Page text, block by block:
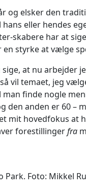
og elsker den
eller hendes
skabere har at
styrke at vælge
at nu arbejder
vil temaet, jeg
finde nogle
den anden er 60 –
mit hovedfokus at
forestillingerfra
Park. Foto: Mikkel